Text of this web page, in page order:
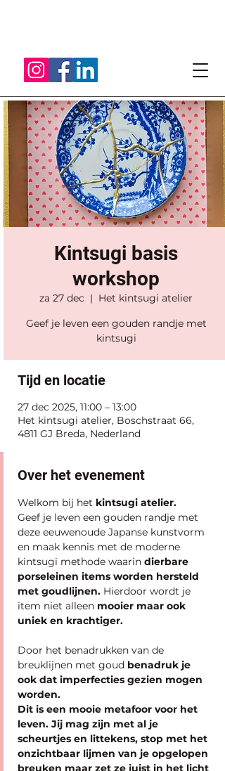
Kintsugi basis
workshop
za 27 dec
  |
Het kintsugi atelier
Geef je leven een gouden randje met
kintsugi
Tijd en locatie
27 dec 2025, 11:00 – 13:00
Het kintsugi atelier, Boschstraat 66,
4811 GJ Breda, Nederland
Over het evenement
Welkom bij het kintsugi atelier.
Geef je leven een gouden randje met
deze eeuwenoude Japanse kunstvorm
en maak kennis met de moderne
kintsugi methode waarin dierbare
porseleinen items worden hersteld
met goudlijnen. Hierdoor wordt je
item niet alleen mooier maar ook
uniek en krachtiger.
Door het benadrukken van de
breuklijnen met goud benadruk je
ook dat imperfecties gezien mogen
worden.
Dit is een mooie metafoor voor het
leven. Jij mag zijn met al je
scheurtjes en littekens, stop met het
onzichtbaar lijmen van je opgelopen
breuken maar zet ze juist in het licht